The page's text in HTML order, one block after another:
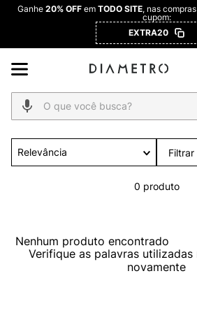
Ganhe 20% OFFem TODO SITE, nas compras
cupom:
EXTRA20
O que você busca?
Relevância Filtrar
0 produto
Nenhum produto encontrado